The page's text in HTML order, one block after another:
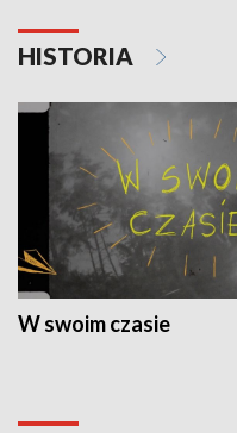
HISTORIA
W swoim czasie